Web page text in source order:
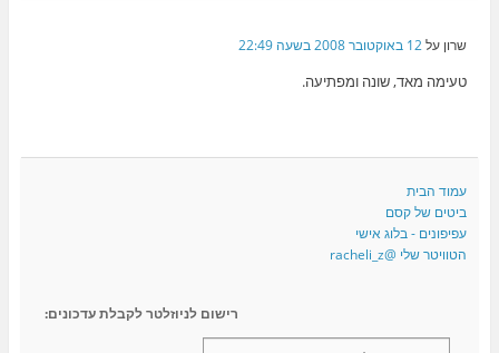
שרון על12 באוקטובר 2008 בשעה 22:49
טעימה מאד, שונה ומפתיעה.
עמוד הבית
ביטים של קסם
עפיפונים - בלוג אישי
הטוויטר שלי @racheli_z
רישום לניוזלטר לקבלת עדכונים: